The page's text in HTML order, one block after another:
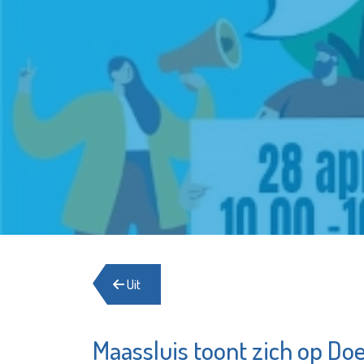
Uit
Maassluis toont zich op
MenL